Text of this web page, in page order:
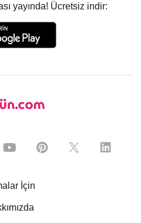
yayında! Ücretsiz indir:
İçin